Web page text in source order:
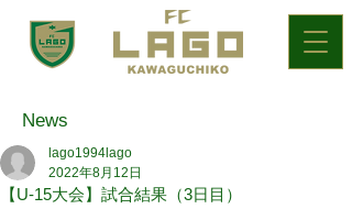
News
【U-15大会】試合結果（3日目）
lago1994lago
2022年8月12日